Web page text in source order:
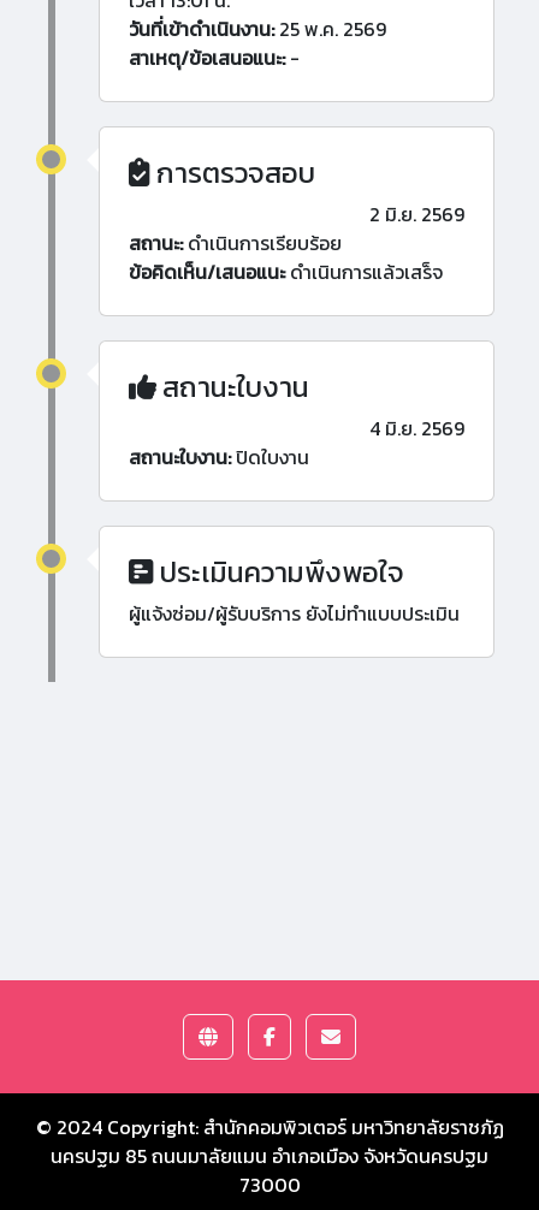
วันที่เข้าดำเนินงาน:25 พ.ค. 2569
สาเหตุ/ข้อเสนอแนะ:-
การตรวจสอบ
2 มิ.ย. 2569
สถานะ:ดำเนินการเรียบร้อย
ข้อคิดเห็น/เสนอแนะดำเนินการแล้วเสร็จ
สถานะใบงาน
4 มิ.ย. 2569
สถานะใบงาน:ปิดใบงาน
ประเมินความพึงพอใจ
ผู้แจ้งซ่อม/ผู้รับบริการ ยังไม่ทำแบบประเมิน
© 2024 Copyright: สำนักคอมพิวเตอร์ มหาวิทยาลัยราชภัฏ
นครปฐม 85 ถนนมาลัยแมน อำเภอเมือง จังหวัดนครปฐม
73000